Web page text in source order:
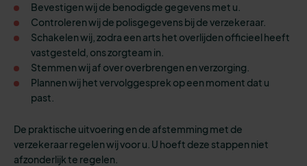
Bevestigen wij de benodigde gegevens met u.
Controleren wij de polisgegevens bij de verzekeraar.
Schakelen wij, zodra een arts het overlijden officieel heeft
vastgesteld, ons zorgteam in.
Stemmen wij af over overbrengen en verzorging.
Plannen wij het vervolggesprek op een moment dat u
past.
De praktische uitvoering en de afstemming met de
verzekeraar regelen wij voor u. U hoeft deze stappen niet
afzonderlijk te regelen.